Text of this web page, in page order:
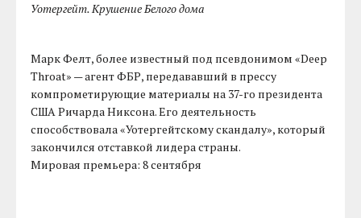
Уотергейт. Крушение Белого дома
Марк Фелт, более известный под псевдонимом «Deep
Throat» — агент ФБР, передававший в прессу
компрометирующие материалы на 37-го президента
США Ричарда Никсона. Его деятельность
способствовала «Уотергейтскому скандалу», который
закончился отставкой лидера страны.
Мировая премьера: 8 сентября